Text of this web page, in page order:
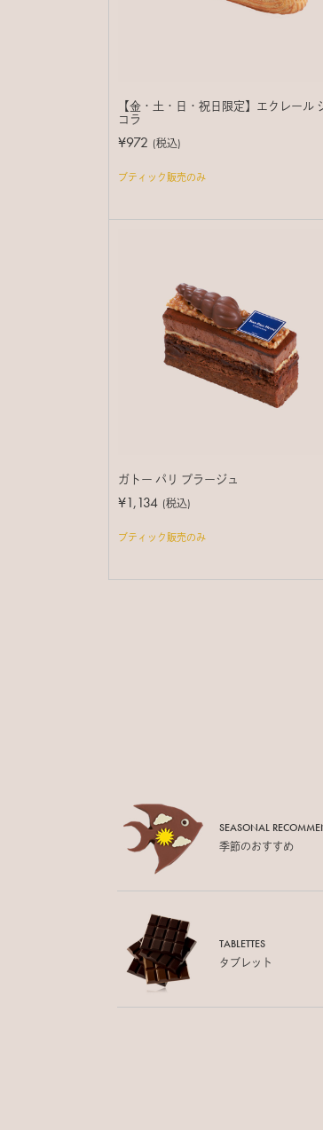
【金・土・日・祝日限定】エクレール
コラ
¥972 (税込)
ブティック販売のみ
ガトー パリ プラージュ
¥1,134 (税込)
ブティック販売のみ
SEASONAL
季節のおすすめ
TABLETTES
タブレット